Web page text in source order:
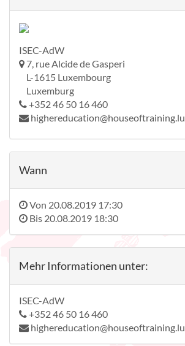
ISEC-AdW
7, rue Alcide de Gasperi
L-1615 Luxembourg
Luxemburg
+352 46 50 16 460
highereducation@houseoftraining.lu
Wann
Von 20.08.2019 17:30
Bis 20.08.2019 18:30
Mehr Informationen unter:
ISEC-AdW
+352 46 50 16 460
highereducation@houseoftraining.lu